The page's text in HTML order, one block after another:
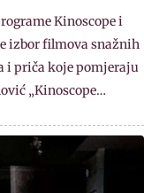
Kinoscope i
izbor filmova snažnih
i priča koje pomjeraju
„Kinoscope…